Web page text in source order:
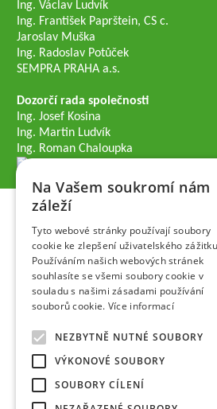
Ing. Václav Ludvík
Ing. František Paprštein, CS c.
Jaroslav Muška
Ing. Radoslav Potůček
SEMPRA PRAHA a.s.
Dozorčí rada společnosti
Ing. Josef Kosina
Ing. Martin Ludvík
Ing. Roman Chaloupka
Na Vašem soukromí nám
záleží
Tyto webové stránky používají soubory
cookie ke zlepšení uživatelského
Používáním našich webových stránek
souhlasíte se všemi soubory cookie v
souladu s našimi zásadami používání
souborů cookie. Více informací
NEZBYTNĚ NUTNÉ SOUBORY
VÝKONOVÉ SOUBORY
SOUBORY CÍLENÍ